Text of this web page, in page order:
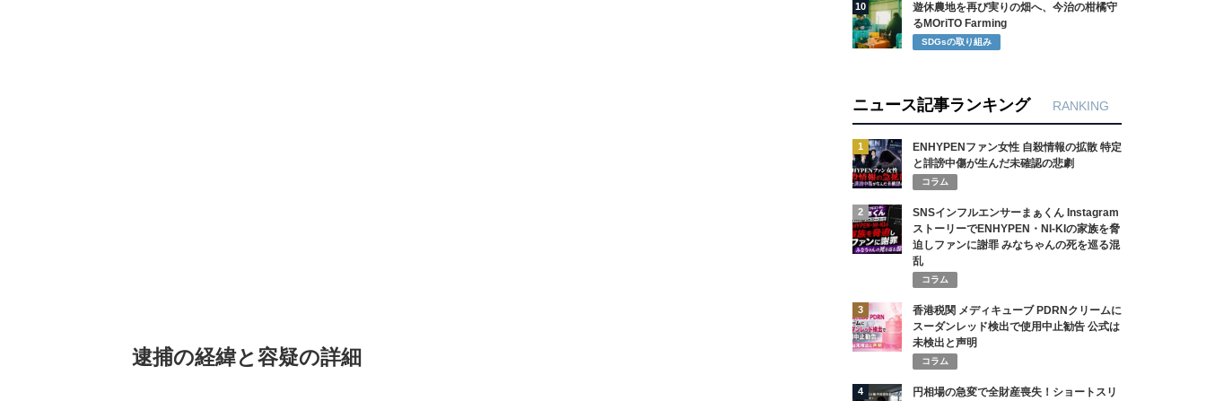
逮捕の経緯と容疑の詳細
10
遊休農地を再び実りの畑へ、今治の柑橘守
るMOriTO Farming
SDGsの取り組み
ニュース記事ランキング RANKING
1
ENHYPENファン女性 自殺情報の拡散 特定
と誹謗中傷が生んだ未確認の悲劇
コラム
2
SNSインフルエンサーまぁくん Instagram
ストーリーでENHYPEN・NI-KIの家族を脅
迫しファンに謝罪 みなちゃんの死を巡る混
乱
コラム
3
香港税関 メディキューブ PDRNクリームに
スーダンレッド検出で使用中止勧告 公式は
未検出と声明
コラム
4
円相場の急変で全財産喪失！ショートスリ